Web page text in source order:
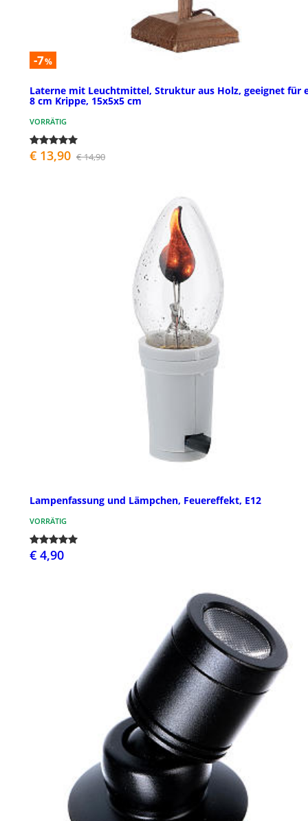
-7%
Laterne mit Leuchtmittel, Struktur aus Holz, geeignet für
8 cm Krippe, 15x5x5 cm
VORRÄTIG
€ 13,90 € 14,90
Lampenfassung und Lämpchen, Feuereffekt, E12
VORRÄTIG
€ 4,90